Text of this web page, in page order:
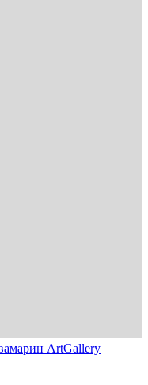
ArtGallery